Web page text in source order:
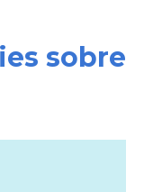
sobre